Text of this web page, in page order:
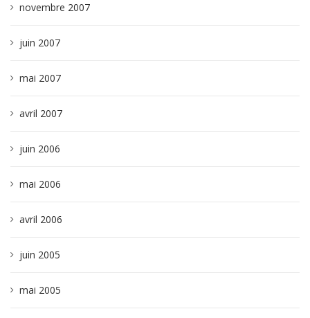
novembre 2007
juin 2007
mai 2007
avril 2007
juin 2006
mai 2006
avril 2006
juin 2005
mai 2005